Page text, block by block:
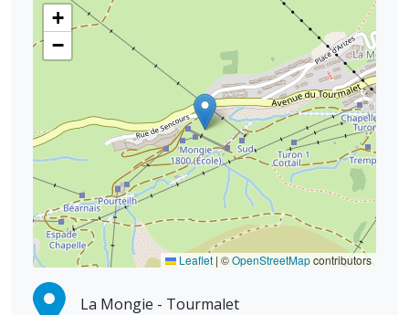
+
−
Leaflet | ©OpenStreetMapcontributors
La Mongie - Tourmalet